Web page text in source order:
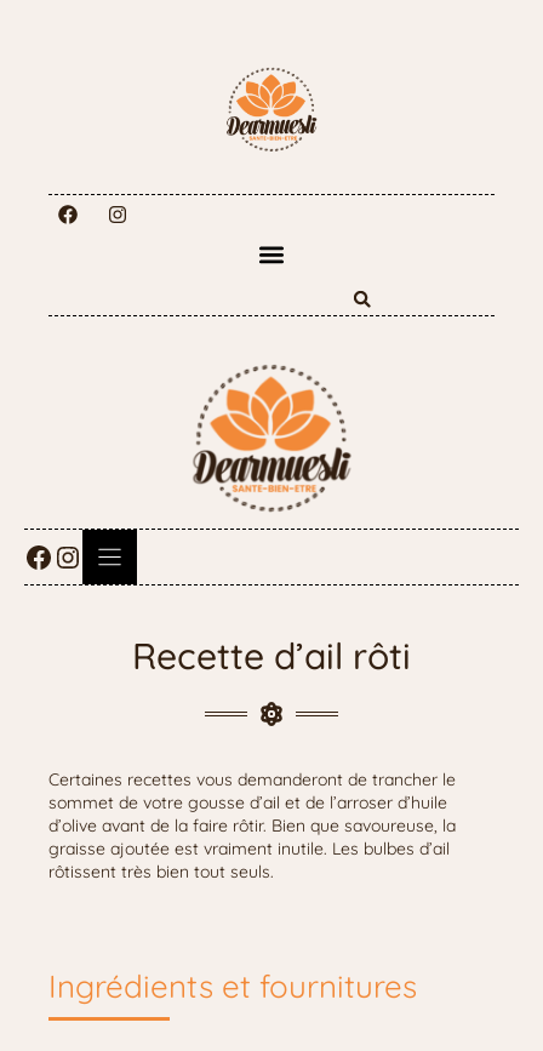
Recette d’ail rôti
Certaines recettes vous demanderont de trancher le
sommet de votre gousse d’ail et de l’arroser d’huile
d’olive avant de la faire rôtir. Bien que savoureuse, la
graisse ajoutée est vraiment inutile. Les bulbes d’ail
rôtissent très bien tout seuls.
Ingrédients et fournitures